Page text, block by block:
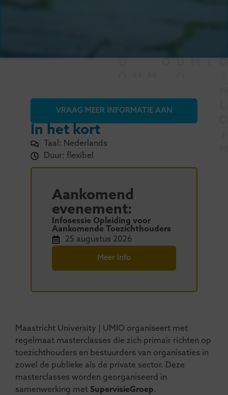
VRAAG MEER INFORMATIE AAN
In het kort
Taal: Nederlands
Duur: flexibel
Aankomend
evenement:
Infosessie Opleiding voor
Aankomende Toezichthouders
25 augustus 2026
Meer info
Maastricht University | UMIO organiseert met
regelmaat masterclasses die zich primair richten op
toezichthouders en bestuurders van organisaties in
zowel de publieke als de private sector. Deze
masterclasses worden georganiseerd in
samenwerking met SupervisieGroep.